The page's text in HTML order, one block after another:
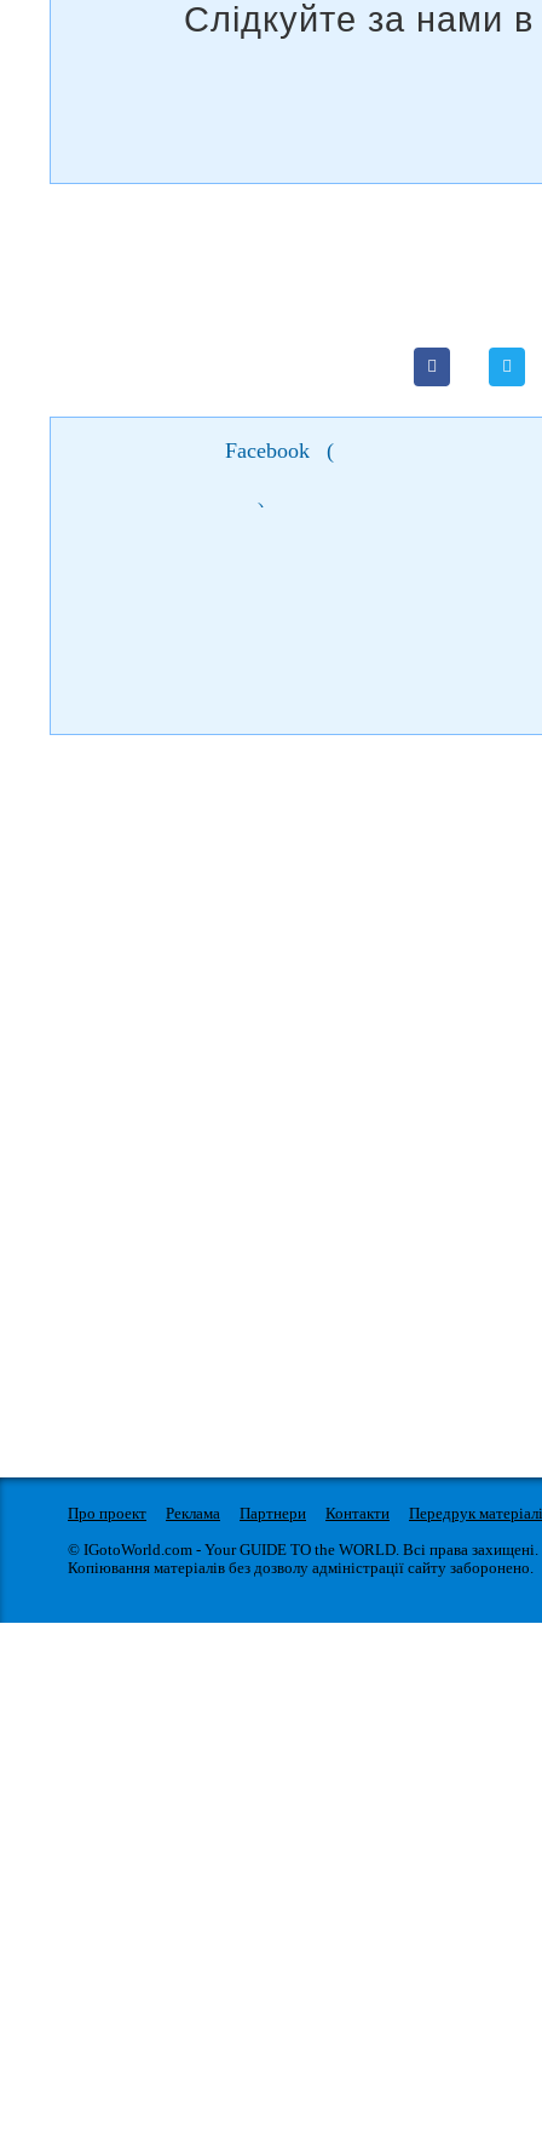
Facebook (
)
Про проект Реклама Партнери Контакти
Передрук
© IGotoWorld.com - Your GUIDE TO the WORLD. Всі права захищені.
Копіювання матеріалів без дозволу адміністрації сайту заборонено.